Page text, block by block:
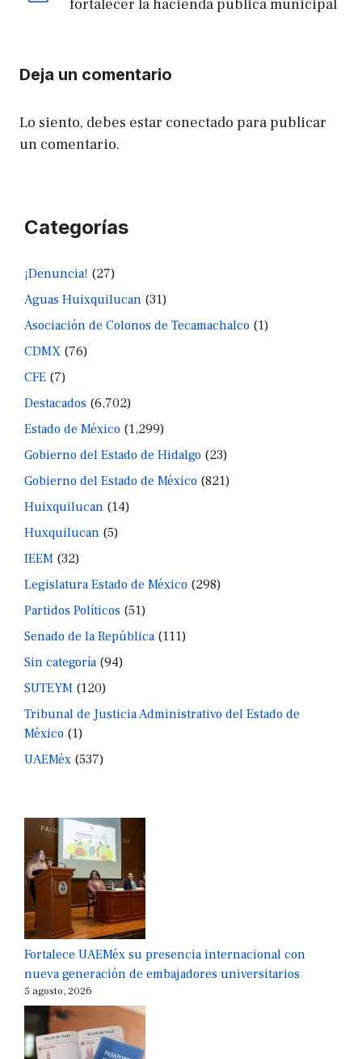
fortalecer la hacienda pública municipal
Deja un comentario
Lo siento, debes estar conectado para publicar
un comentario.
Categorías
¡Denuncia! (27)
Aguas Huixquilucan (31)
Asociación de Colonos de Tecamachalco (1)
CDMX (76)
CFE (7)
Destacados (6,702)
Estado de México (1,299)
Gobierno del Estado de Hidalgo (23)
Gobierno del Estado de México (821)
Huixquilucan (14)
Huxquilucan (5)
IEEM (32)
Legislatura Estado de México (298)
Partidos Políticos (51)
Senado de la República(111)
Sin categoría(94)
SUTEYM (120)
Tribunal de Justicia Administrativo del Estado de
México (1)
UAEMéx (537)
Fortalece UAEMéx su presencia internacional con
nueva generación de embajadores universitarios
5 agosto, 2026